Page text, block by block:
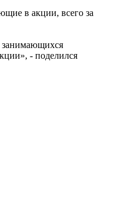
в акции, всего за
занимающихся
- поделился